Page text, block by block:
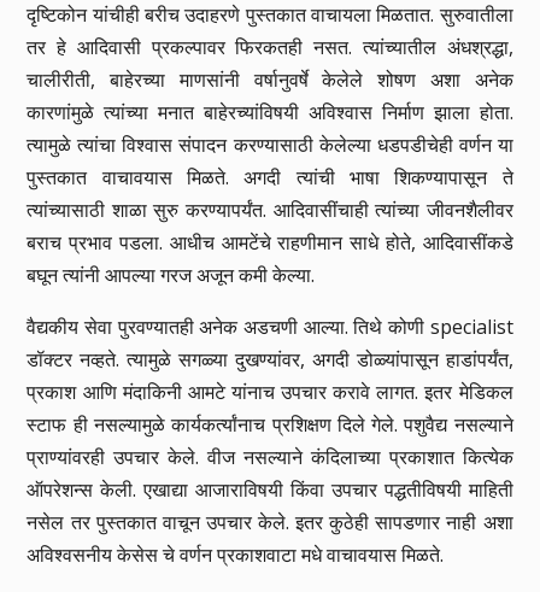
दृष्टिकोन यांचीही बरीच उदाहरणे पुस्तकात वाचायला मिळतात. सुरुवातीला
तर हे आदिवासी प्रकल्पावर फिरकतही नसत. त्यांच्यातील अंधश्रद्धा,
चालीरीती, बाहेरच्या माणसांनी वर्षानुवर्षे केलेले शोषण अशा अनेक
कारणांमुळे त्यांच्या मनात बाहेरच्यांविषयी अविश्वास निर्माण झाला होता.
त्यामुळे त्यांचा विश्वास संपादन करण्यासाठी केलेल्या धडपडीचेही वर्णन या
पुस्तकात वाचावयास मिळते. अगदी त्यांची भाषा शिकण्यापासून ते
त्यांच्यासाठी शाळा सुरु करण्यापर्यंत. आदिवासींचाही त्यांच्या जीवनशैलीवर
बराच प्रभाव पडला. आधीच आमटेंचे राहणीमान साधे होते, आदिवासींकडे
बघून त्यांनी आपल्या गरज अजून कमी केल्या.
वैद्यकीय सेवा पुरवण्यातही अनेक अडचणी आल्या. तिथे कोणी specialist
डॉक्टर नव्हते. त्यामुळे सगळ्या दुखण्यांवर, अगदी डोळ्यांपासून हाडांपर्यंत,
प्रकाश आणि मंदाकिनी आमटे यांनाच उपचार करावे लागत. इतर मेडिकल
स्टाफ ही नसल्यामुळे कार्यकर्त्यांनाच प्रशिक्षण दिले गेले. पशुवैद्य नसल्याने
प्राण्यांवरही उपचार केले. वीज नसल्याने कंदिलाच्या प्रकाशात कित्येक
ऑपरेशन्स केली. एखाद्या आजाराविषयी किंवा उपचार पद्धतीविषयी माहिती
नसेल तर पुस्तकात वाचून उपचार केले. इतर कुठेही सापडणार नाही अशा
अविश्वसनीय केसेस चे वर्णन प्रकाशवाटा मधे वाचावयास मिळते.